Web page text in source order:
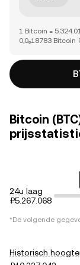
1 Bitcoin =
0,0₆18783 Bitcoin
Bitcoin
24u laag
₽5.267.068
*De volgende
Historisch